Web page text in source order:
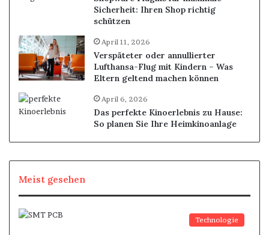
Sicherheit: Ihren Shop richtig
schützen
April 11, 2026
Verspäteter oder annullierter
Lufthansa-Flug mit Kindern – Was
Eltern geltend machen können
April 6, 2026
Das perfekte Kinoerlebnis zu Hause:
So planen Sie Ihre Heimkinoanlage
Meist gesehen
Technologie